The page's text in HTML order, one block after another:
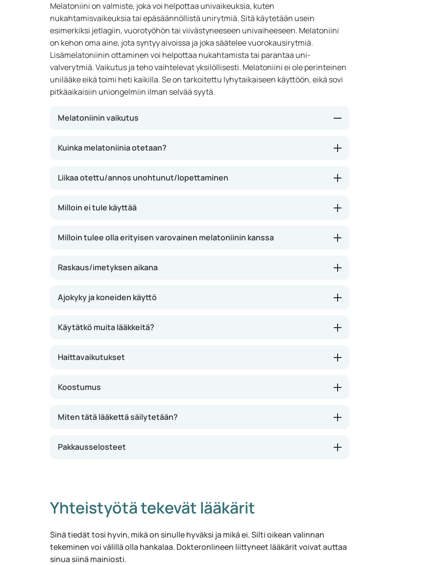
Melatoniini on valmiste, joka voi helpottaa univaikeuksia, kuten
nukahtamisvaikeuksia tai epäsäännöllistä unirytmiä. Sitä käytetään usein
esimerkiksi jetlagiin, vuorotyöhön tai viivästyneeseen univaiheeseen. Melatoniini
on kehon oma aine, jota syntyy aivoissa ja joka säätelee vuorokausirytmiä.
Lisämelatoniinin ottaminen voi helpottaa nukahtamista tai parantaa uni-
valverytmiä. Vaikutus ja teho vaihtelevat yksilöllisesti. Melatoniini ei ole perinteinen
unilääke eikä toimi heti kaikilla. Se on tarkoitettu lyhytaikaiseen käyttöön, eikä sovi
pitkäaikaisiin uniongelmiin ilman selvää syytä.
Melatoniinin vaikutus
nukahtamaan nopeammin, erityisesti jos sisäinen kello on sekaisin esimerkiksi
kyseessä on kehon oma aine ja yleensä hyvin siedetty. Melatoniini ei syvennä
sen oikeaan aikaan, yleensä juuri ennen nukkumaanmenoa.
Kuinka melatoniinia otetaan?
Liikaa otettu/annos unohtunut/lopettaminen
Milloin ei tule käyttää
Milloin tulee olla erityisen varovainen melatoniinin kanssa
Raskaus/imetyksen aikana
Ajokyky ja koneiden käyttö
Käytätkö muita lääkkeitä?
Haittavaikutukset
Koostumus
Miten tätä lääkettä säilytetään?
Pakkausselosteet
Yhteistyötä tekevät lääkärit
Sinä tiedät tosi hyvin, mikä on sinulle hyväksi ja mikä ei. Silti oikean valinnan
tekeminen voi välillä olla hankalaa. Dokteronlineen liittyneet lääkärit voivat auttaa
sinua siinä mainiosti.